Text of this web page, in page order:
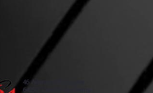
46 Avenue d'Espagne
64250 Cambo les bains